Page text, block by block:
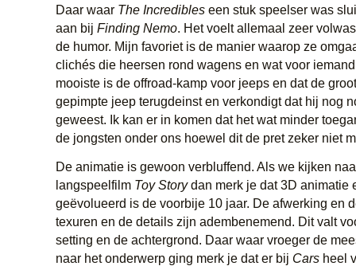
Daar waar The Incredibles een stuk speelser was
aan bij Finding Nemo. Het voelt allemaal zeer
de humor. Mijn favoriet is de manier waarop ze
clichés die heersen rond wagens en wat voor
mooiste is de offroad-kamp voor jeeps en dat de
gepimpte jeep terugdeinst en verkondigt dat hij nog
geweest. Ik kan er in komen dat het wat minder
de jongsten onder ons hoewel dit de pret zeker niet
De animatie is gewoon verbluffend. Als we kijken
langspeelfilm Toy Storydan merk je dat 3D animatie
geëvolueerd is de voorbije 10 jaar. De afwerking en
texuren en de details zijn adembenemend. Dit valt
setting en de achtergrond. Daar waar vroeger de
naar het onderwerp ging merk je dat er bij Cars heel